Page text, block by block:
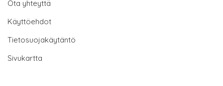
Ota yhteyttä
Käyttöehdot
Tietosuojakäytäntö
Sivukartta